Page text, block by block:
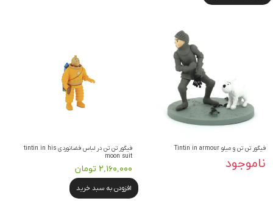
فیگور تن تن و میلو Tintin in armour
ناموجود
فیگور تن تن در لباس فضانوردی tintin in his
moon suit
۲,۱۶۰,۰۰۰ تومان
افزودن به سبد خرید